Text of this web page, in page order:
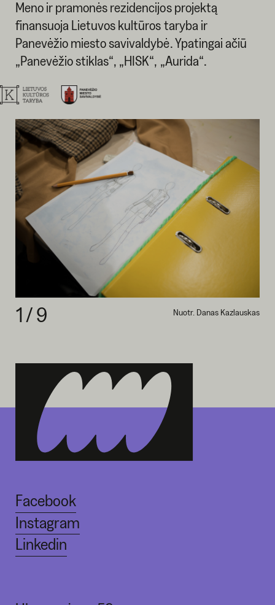
Meno ir pramonės rezidencijos projektą
finansuoja Lietuvos kultūros taryba ir
Panevėžio miesto savivaldybė. Ypatingai ačiū
„Panevėžio stiklas“, „HISK“, „Aurida“.
Nuotr. Danas Kazlauskas
1/9
Facebook
Instagram
Linkedin